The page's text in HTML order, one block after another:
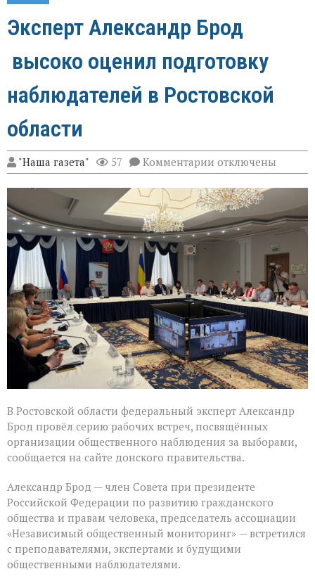
Эксперт Александр Брод
высоко оценил подготовку
наблюдателей в Ростовской
области
"Наша газета" 57 Комментарии к
записи
Эксперт
Александр
Брод
высоко
оценил
подготовку
наблюдателей
Ростовской
области
отключены
В Ростовской области федеральный эксперт Александр
Брод провёл серию рабочих встреч, посвящённых
организации общественного наблюдения за выборами,
сообщается на сайте донского правительства.
Александр Брод — член Совета при президенте
Российской Федерации по развитию гражданского
общества и правам человека, председатель ассоциации
«Независимый общественный мониторинг» — встретился
с преподавателями, экспертами и будущими
общественными наблюдателями.